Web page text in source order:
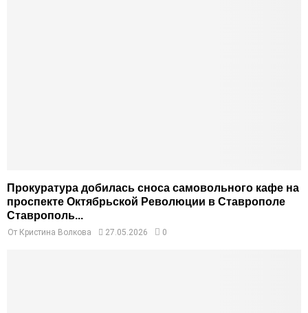
Прокуратура добилась сноса самовольного кафе на
проспекте Октябрьской Революции в Ставрополе
Ставрополь...
От Кристина Волкова 27.05.2026 0